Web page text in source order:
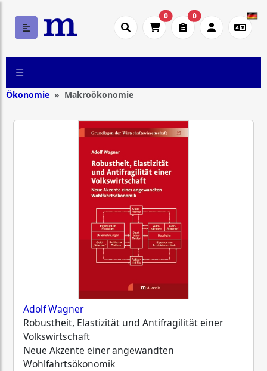
0 0
Ökonomie Makroökonomie
Adolf Wagner
Robustheit, Elastizität und Antifragilität einer
Volkswirtschaft
Neue Akzente einer angewandten
Wohlfahrtsökonomik